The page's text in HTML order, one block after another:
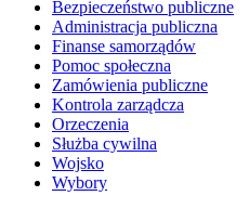
Bezpieczeństwo publiczne
Administracja publiczna
Finanse samorządów
Pomoc społeczna
Zamówienia publiczne
Kontrola zarządcza
Orzeczenia
Służba cywilna
Wojsko
Wybory